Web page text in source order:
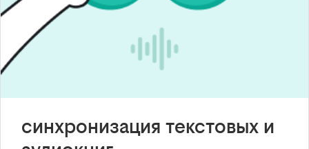
синхронизация текстовых и